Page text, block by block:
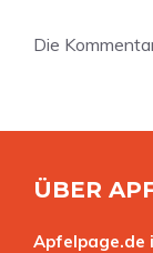
Die
ÜBER
Apfelpage.de